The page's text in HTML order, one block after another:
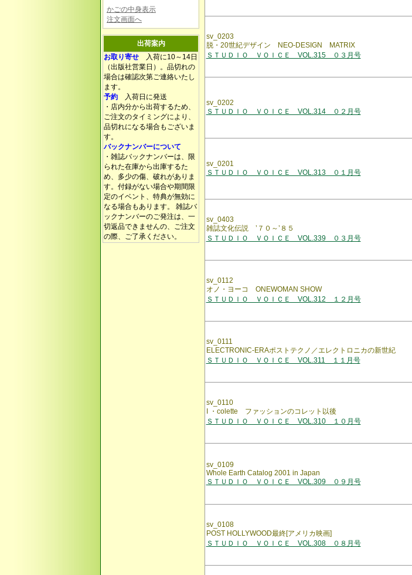
かごの中身表示
注文画面へ
出荷案内
お取り寄せ 入荷に10～14日
（出版社営業日）。品切れの
場合は確認次第ご連絡いたし
ます。
予約 入荷日に発送
・店内分から出荷するため、
ご注文のタイミングにより、
品切れになる場合もございま
す。
バックナンバーについて
・雑誌バックナンバーは、限
られた在庫から出庫するた
め、多少の傷、破れがありま
す。付録がない場合や期間限
定のイベント、特典が無効に
なる場合もあります。 雑誌バ
ックナンバーのご発注は、一
切返品できませんの、ご注文
の際、ご了承ください。
sv_0203
脱・20世紀デザイン NEO-DESIGN MATRIX
ＳＴＵＤＩＯ ＶＯＩＣＥ VOL.315 ０３月号
sv_0202
ＳＴＵＤＩＯ ＶＯＩＣＥ VOL.314 ０２月号
sv_0201
ＳＴＵＤＩＯ ＶＯＩＣＥ VOL.313 ０１月号
sv_0403
雑誌文化伝説 ’７０～’８５
ＳＴＵＤＩＯ ＶＯＩＣＥ VOL.339 ０３月号
sv_0112
オノ・ヨーコ ONEWOMAN SHOW
ＳＴＵＤＩＯ ＶＯＩＣＥ VOL.312 １２月号
sv_0111
ELECTRONIC-ERAポストテクノ／エレクトロニカの新世紀
ＳＴＵＤＩＯ ＶＯＩＣＥ VOL.311 １１月号
sv_0110
I ・colette ファッションのコレット以後
ＳＴＵＤＩＯ ＶＯＩＣＥ VOL.310 １０月号
sv_0109
Whole Earth Catalog 2001 in Japan
ＳＴＵＤＩＯ ＶＯＩＣＥ VOL.309 ０９月号
sv_0108
POST HOLLYWOOD最終[アメリカ映画]
ＳＴＵＤＩＯ ＶＯＩＣＥ VOL.308 ０８月号